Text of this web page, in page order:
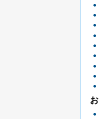
お